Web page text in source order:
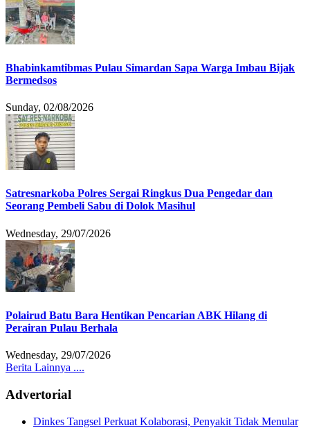
Bhabinkamtibmas Pulau Simardan Sapa Warga Imbau Bijak
Bermedsos
Sunday, 02/08/2026
Satresnarkoba Polres Sergai Ringkus Dua Pengedar dan
Seorang Pembeli Sabu di Dolok Masihul
Wednesday, 29/07/2026
Polairud Batu Bara Hentikan Pencarian ABK Hilang di
Perairan Pulau Berhala
Wednesday, 29/07/2026
Berita Lainnya ....
Advertorial
Dinkes Tangsel Perkuat Kolaborasi, Penyakit Tidak Menular